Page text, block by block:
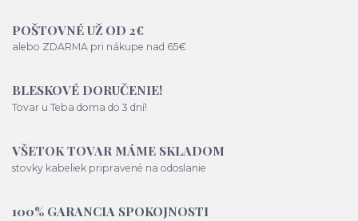
POŠTOVNÉ UŽ OD 2€
alebo ZDARMA pri nákupe nad 65€
BLESKOVÉ DORUČENIE!
Tovar u Teba doma do 3 dní!
VŠETOK TOVAR MÁME SKLADOM
stovky kabeliek pripravené na odoslanie
100% GARANCIA SPOKOJNOSTI